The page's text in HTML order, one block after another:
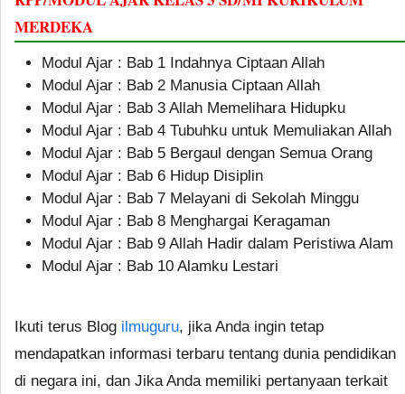
MERDEKA
Modul Ajar : Bab 1 Indahnya Ciptaan Allah
Modul Ajar : Bab 2 Manusia Ciptaan Allah
Modul Ajar : Bab 3 Allah Memelihara Hidupku
Modul Ajar : Bab 4 Tubuhku untuk Memuliakan Allah
Modul Ajar : Bab 5 Bergaul dengan Semua Orang
Modul Ajar : Bab 6 Hidup Disiplin
Modul Ajar : Bab 7 Melayani di Sekolah Minggu
Modul Ajar : Bab 8 Menghargai Keragaman
Modul Ajar : Bab 9 Allah Hadir dalam Peristiwa Alam
Modul Ajar : Bab 10 Alamku Lestari
Ikuti terus Blog ilmuguru, jika Anda ingin tetap
mendapatkan informasi terbaru tentang dunia pendidikan
di negara ini, dan Jika Anda memiliki pertanyaan terkait